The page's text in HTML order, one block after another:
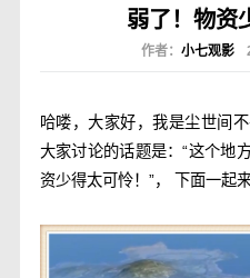
弱了！物资
作者： 小七观影
哈喽，大家好，我是尘世间
大家讨论的话题是：“这个地
资少得太可怜！”， 下面一起